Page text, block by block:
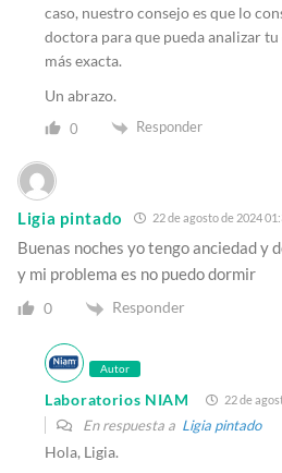
caso, nuestro consejo es que lo
doctora para que pueda analizar
más exacta.
Un abrazo.
0 Responder
Ligia pintado 22 de agosto de 2024
Buenas noches yo tengo anciedad y
y mi problema es no puedo dormir
0 Responder
Autor
Laboratorios NIAM 22 de
En respuesta a Ligia pintado
Hola, Ligia.